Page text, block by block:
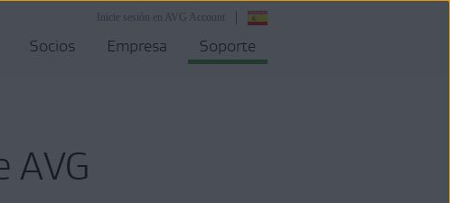
Inicie sesión en AVG Account
Socios Empresa Soporte